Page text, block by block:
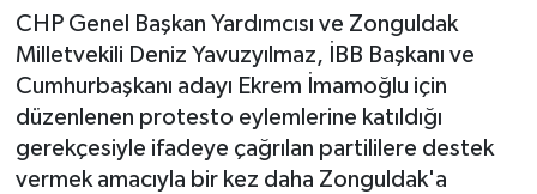
CHP Genel Başkan Yardımcısı ve Zonguldak
Milletvekili Deniz Yavuzyılmaz, İBB Başkanı ve
Cumhurbaşkanı adayı Ekrem İmamoğlu için
düzenlenen protesto eylemlerine katıldığı
gerekçesiyle ifadeye çağrılan partililere destek
vermek amacıyla bir kez daha Zonguldak'a
Bartın
Karabük
Devrek
Haber Arşivi